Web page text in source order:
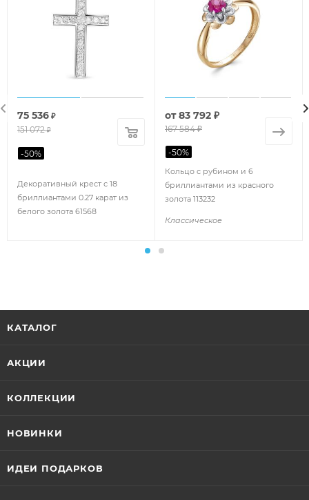
Декоративный крест с 18
бриллиантами 0.27 карат из
белого золота 61568
75 536 ₽
151 072₽
-50%
Кольцо с рубином и 6
бриллиантами из красного
золота 113232
Классическое
от83 792 ₽
167 584 ₽
-50%
КАТАЛОГ
АКЦИИ
КОЛЛЕКЦИИ
НОВИНКИ
ИДЕИ ПОДАРКОВ